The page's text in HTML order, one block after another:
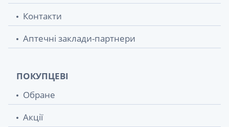
Контакти
Аптечні заклади-партнери
ПОКУПЦЕВІ
Обране
Акції